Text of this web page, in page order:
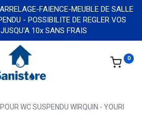
FAIENCE-MEUBLE DE SALLE
- POSSIBILITE DE REGLER VOS
10x SANS FRAIS
0
WC SUSPENDU WIRQUIN - YOURI